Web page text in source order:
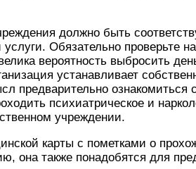
должно быть
услуги. Обязательно проверьте
вероятность выбросить
устанавливает
предварительно ознакомиться
психиатрическое и
учреждении.
карты с пометками о
она также понадобятся для